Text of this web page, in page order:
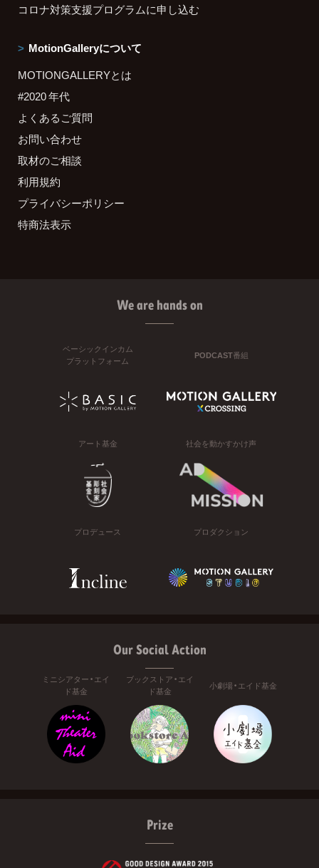
コロナ対策支援プログラムに申し込む
MotionGalleryについて
MOTIONGALLERYとは
#2020 年代
よくあるご質問
お問い合わせ
取材のご相談
利用規約
プライバシーポリシー
特商法表示
We are hands on
ベーシックインカム
プラットフォーム
PODCAST番組
アート基金 社会を動かすかけ声
プロデュース プロダクション
Our Social Action
ミニシアター・エイ
ド基金
ブックストア・エイ
ド基金
小劇場・エイド基金
Prize